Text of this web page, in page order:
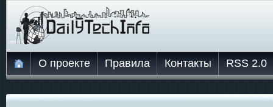
О проекте Правила Контакты RSS 2.0